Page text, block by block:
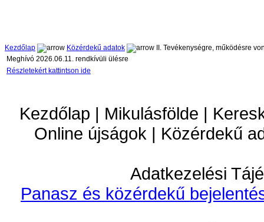
Kezdőlap Közérdekű adatok
II. Tevékenységre, működésre
Meghívó 2026.06.11. rendkívüli ülésre
Részletekért kattintson ide
Kezdőlap | Mikulásfölde |
Online újságok | Közérdekű
Adatkezelési
Panasz és közérdekű